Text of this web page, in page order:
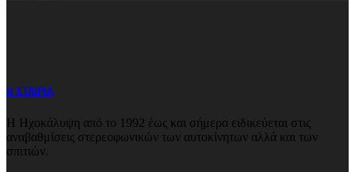
Η ΕΤΑΙΡΙΑ
Η Ηχοκάλυψη από το 1992 έως και σήμερα ειδικεύεται στις
αναβαθμίσεις στερεοφωνικών των αυτοκίνητων αλλά και των
σπιτιών.